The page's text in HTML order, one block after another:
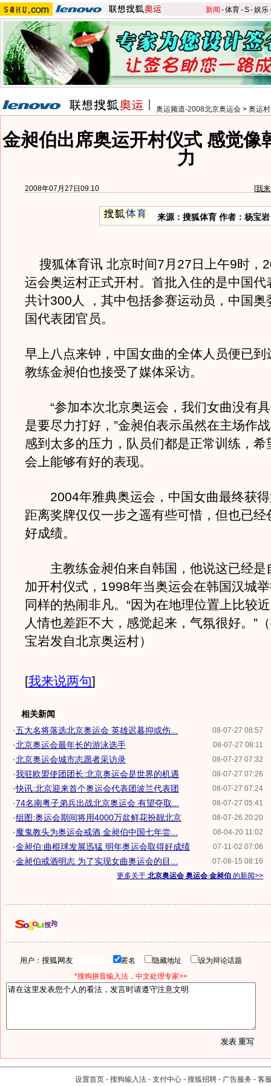
新闻 -体育-S-娱乐
奥运频道-2008北京奥运会 > 奥运村
金昶伯出席奥运开村仪式 感觉像
力
2008年07月27日09:10 [我
来源：搜狐体育 作者：杨宝岩
搜狐体育讯 北京时间7月27日上午9时，
运会奥运村正式开村。首批入住的是中国代
共计300人 ，其中包括参赛运动员，中国奥
国代表团官员。
早上八点来钟，中国女曲的全体人员便已到
教练金昶伯也接受了媒体采访。
“参加本次北京奥运会，我们女曲没有具
是要尽力打好，”金昶伯表示虽然在主场作
感到太多的压力，队员们都是正常训练，希
会上能够有好的表现。
2004年雅典奥运会，中国女曲最终获得
距离奖牌仅仅一步之遥有些可惜，但也已经
好成绩。
主教练金昶伯来自韩国，他说这已经是
加开村仪式，1998年当奥运会在韩国汉城
同样的热闹非凡。“因为在地理位置上比较
人情也差距不大，感觉起来，气氛很好。”
宝岩发自北京奥运村）
[我来说两句]
相关新闻
08-07-27 08:57
·五大名将落选北京奥运会 英雄迟暮抑或伤...
08-07-27 08:11
·北京奥运会最年长的游泳选手
08-07-27 07:32
·北京奥运会城市志愿者采访录
08-07-27 07:26
·我驻欧盟使团团长:北京奥运会是世界的机遇
08-07-27 07:24
·快讯:北京迎来首个奥运会代表团波兰代表团
08-07-27 05:41
·74名南粤子弟兵出战北京奥运会 有望夺取...
08-07-26 20:20
·组图:奥运会期间将用4000万盆鲜花扮靓北京
08-04-20 11:02
·魔鬼教头为奥运会戒酒 金昶伯中国七年尝...
07-11-02 07:06
·金昶伯:曲棍球发展迅猛 明年奥运会取得好成绩
07-08-15 08:16
·金昶伯戒酒明志 为了实现女曲奥运会的目...
更多关于 北京奥运会 奥运会 金昶伯 的新闻>>
用户： 匿名 隐藏地址
设为辩论话题
*搜狗拼音输入法，中文处理专家>>
设置首页 - 搜狗输入法 - 支付中心 - 搜狐招聘 - 广告服务 - 客